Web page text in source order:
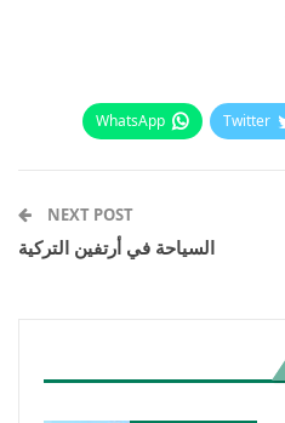
Twitter
WhatsApp
NEXT POST
السياحة في أرتفين التركية